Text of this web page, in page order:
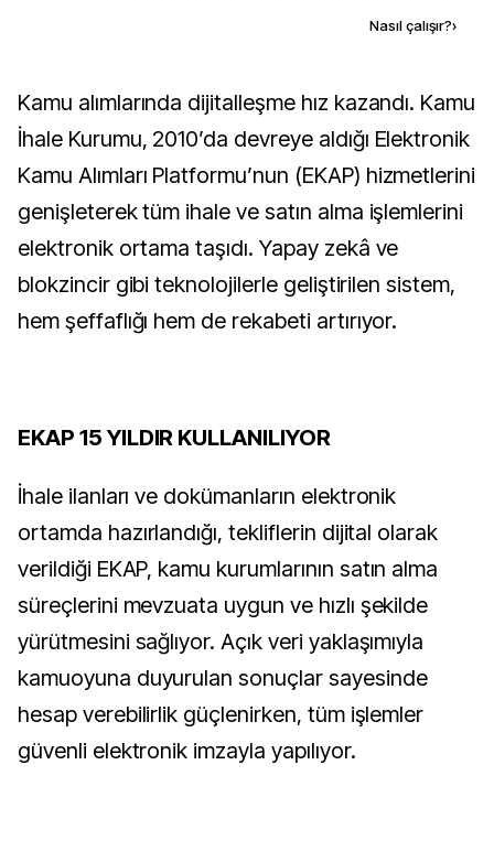
Nasıl çalışır?›
Kamu alımlarında dijitalleşme hız kazandı. Kamu
İhale Kurumu, 2010’da devreye aldığı Elektronik
Kamu Alımları Platformu’nun (EKAP) hizmetlerini
genişleterek tüm ihale ve satın alma işlemlerini
elektronik ortama taşıdı. Yapay zekâ ve
blokzincir gibi teknolojilerle geliştirilen sistem,
hem şeffaflığı hem de rekabeti artırıyor.
EKAP 15 YILDIR KULLANILIYOR
İhale ilanları ve dokümanların elektronik
ortamda hazırlandığı, tekliflerin dijital olarak
verildiği EKAP, kamu kurumlarının satın alma
süreçlerini mevzuata uygun ve hızlı şekilde
yürütmesini sağlıyor. Açık veri yaklaşımıyla
kamuoyuna duyurulan sonuçlar sayesinde
hesap verebilirlik güçlenirken, tüm işlemler
güvenli elektronik imzayla yapılıyor.